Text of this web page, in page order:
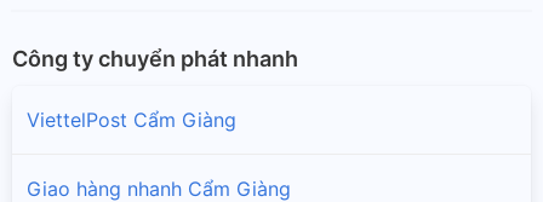
Công ty chuyển phát nhanh
ViettelPost Cẩm Giàng
Giao hàng nhanh Cẩm Giàng